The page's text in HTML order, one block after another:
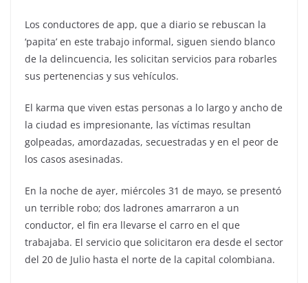
Los conductores de app, que a diario se rebuscan la
‘papita’ en este trabajo informal, siguen siendo blanco
de la delincuencia, les solicitan servicios para robarles
sus pertenencias y sus vehículos.
El karma que viven estas personas a lo largo y ancho de
la ciudad es impresionante, las víctimas resultan
golpeadas, amordazadas, secuestradas y en el peor de
los casos asesinadas.
En la noche de ayer, miércoles 31 de mayo, se presentó
un terrible robo; dos ladrones amarraron a un
conductor, el fin era llevarse el carro en el que
trabajaba. El servicio que solicitaron era desde el sector
del 20 de Julio hasta el norte de la capital colombiana.